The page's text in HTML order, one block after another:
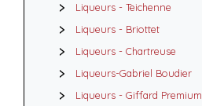
Liqueurs - Teichenne
Liqueurs - Briottet
Liqueurs - Chartreuse
Liqueurs-Gabriel Boudier
Liqueurs - Giffard Premium